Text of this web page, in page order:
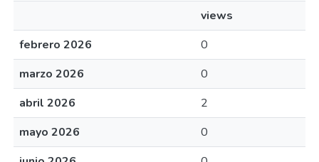
views
febrero 2026
0
marzo 2026
0
abril 2026
2
mayo 2026
0